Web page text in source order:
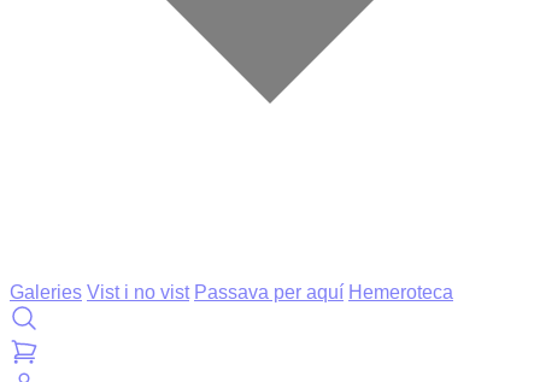
Galeries Vist i no vist Passava per aquí Hemeroteca